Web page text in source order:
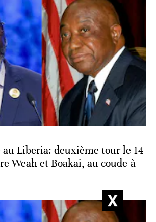
Liberia: deuxième tour le 14
Weah et Boakai, au coude-à-